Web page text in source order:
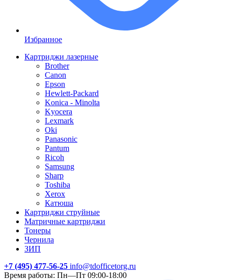
Избранное
Картриджи лазерные
Brother
Canon
Epson
Hewlett-Packard
Konica - Minolta
Kyocera
Lexmark
Oki
Panasonic
Pantum
Ricoh
Samsung
Sharp
Toshiba
Xerox
Катюша
Картриджи струйные
Матричные картриджи
Тонеры
Чернила
ЗИП
+7 (495) 477-56-25 info@tdofficetorg.ru
Время работы: Пн—Пт 09:00-18:00